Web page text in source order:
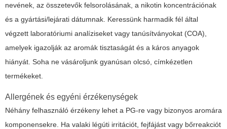
nevének, az összetevők felsorolásának, a nikotin koncentrációnak
és a gyártási/lejárati dátumnak. Keressünk harmadik fél által
végzett laboratóriumi analíziseket vagy tanúsítványokat (COA),
amelyek igazolják az aromák tisztaságát és a káros anyagok
hiányát. Soha ne vásároljunk gyanúsan olcsó, címkézetlen
termékeket.
Allergének és egyéni érzékenységek
Néhány felhasználó érzékeny lehet a PG-re vagy bizonyos aromára
komponensekre. Ha valaki légúti irritációt, fejfájást vagy bőrreakciót